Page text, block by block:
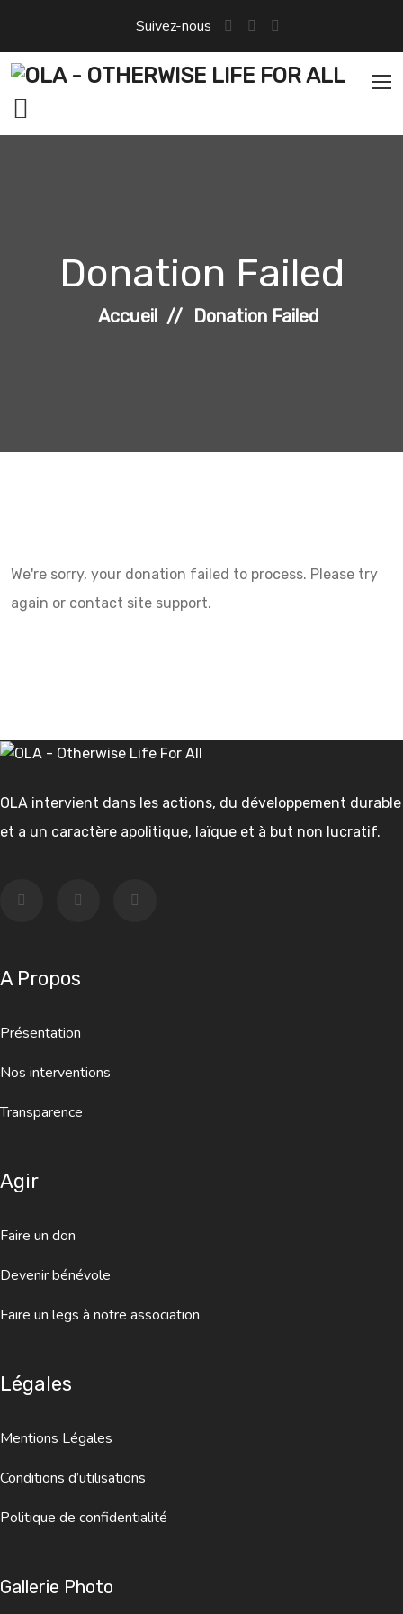
contenu
Suivez-nous
Donation Failed
Accueil Donation Failed
We're sorry, your donation failed to process. Please try
again or contact site support.
OLA intervient dans les actions, du développement durable
et a un caractère apolitique, laïque et à but non lucratif.
A Propos
Présentation
Nos interventions
Transparence
Agir
Faire un don
Devenir bénévole
Faire un legs à notre association
Légales
Mentions Légales
Conditions d’utilisations
Politique de confidentialité
Gallerie Photo